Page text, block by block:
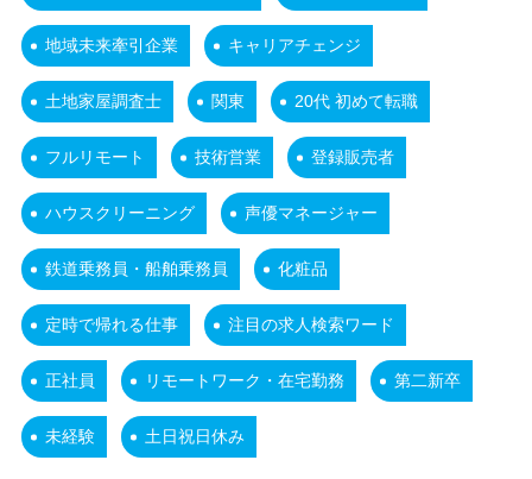
地域未来牽引企業 キャリアチェンジ
土地家屋調査士 関東 20代 初めて転職
フルリモート 技術営業 登録販売者
ハウスクリーニング 声優マネージャー
鉄道乗務員・船舶乗務員 化粧品
定時で帰れる仕事 注目の求人検索ワード
正社員 リモートワーク・在宅勤務 第二新卒
未経験 土日祝日休み